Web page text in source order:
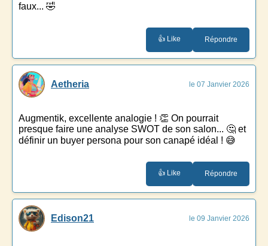
faux... 🤣
👍 Like Répondre
Aetheria le 07 Janvier 2026
Augmentik, excellente analogie ! 👏 On pourrait
presque faire une analyse SWOT de son salon... 🤔 et
définir un buyer persona pour son canapé idéal ! 😅
👍 Like Répondre
Edison21 le 09 Janvier 2026